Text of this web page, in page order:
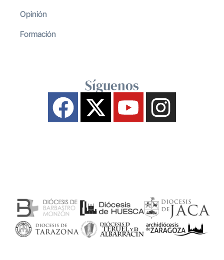
Opinión
Formación
Síguenos